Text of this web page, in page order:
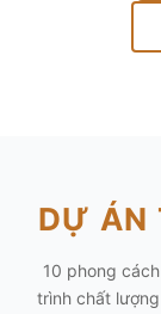
DỰ ÁN
10 phong
trình chất